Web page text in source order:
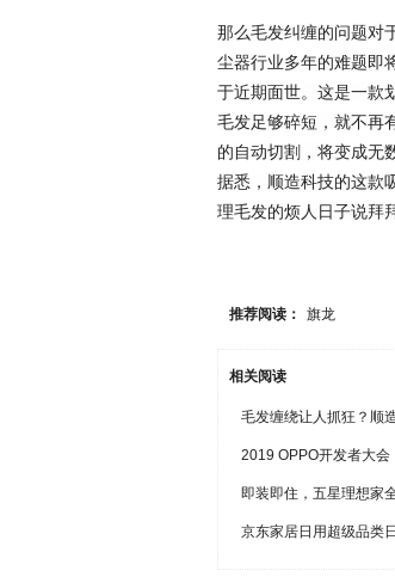
那么毛发纠缠的问题对
尘器行业多年的难题即
于近期面世。这是一款
毛发足够碎短，就不再
的自动切割，将变成无
据悉，顺造科技的这款
理毛发的烦人日子说拜
推荐阅读： 旗龙
相关阅读
毛发缠绕让人抓狂？顺
2019 OPPO开发者大
即装即住，五星理想家
京东家居日用超级品类